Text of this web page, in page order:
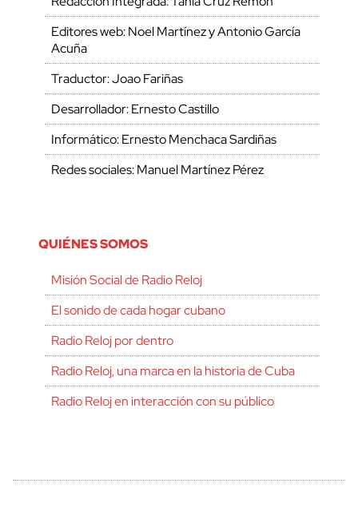
Editores web: Noel Martínez y Antonio García
Acuña
Traductor: Joao Fariñas
Desarrollador: Ernesto Castillo
Informático: Ernesto Menchaca Sardiñas
Redes sociales: Manuel Martínez Pérez
QUIÉNES SOMOS
Misión Social de Radio Reloj
El sonido de cada hogar cubano
Radio Reloj por dentro
Radio Reloj, una marca en la historia de Cuba
Radio Reloj en interacción con su público